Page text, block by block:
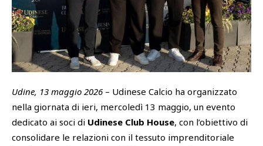
Cattedra Universidad Europea
Esports
PHOTOGALLERY
Udine, 13 maggio 2026 – Udinese Calcio ha organizzato
nella giornata di ieri, mercoledì 13 maggio, un evento
dedicato ai soci di Udinese Club House, con l’obiettivo di
consolidare le relazioni con il tessuto imprenditoriale